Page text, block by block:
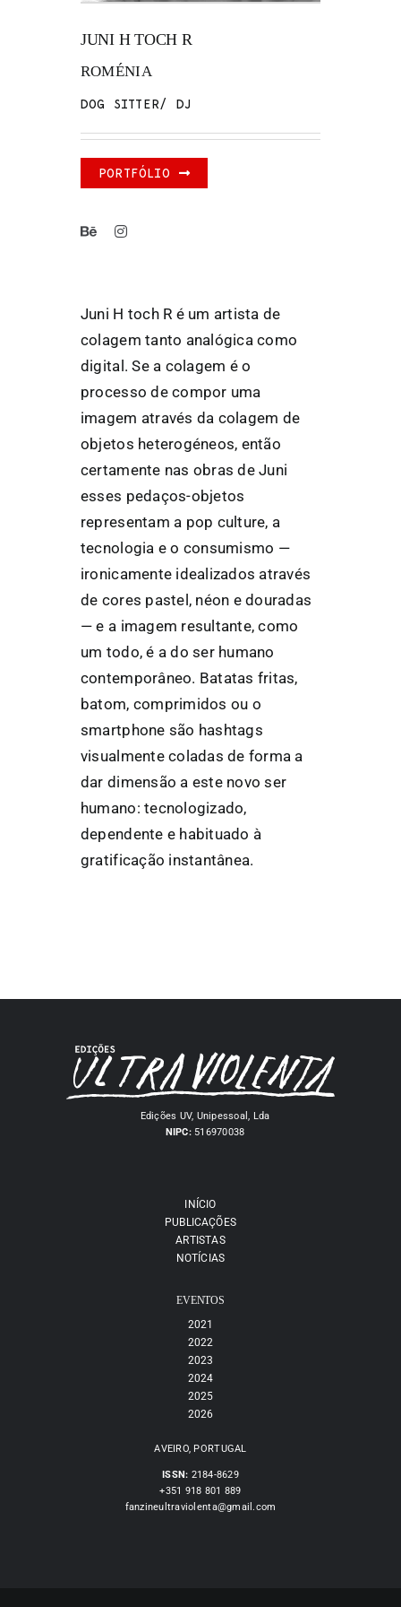
FANZINETECA.PTJUNI H TOCH R
ROMÉNIA
DOG SITTER/ DJ
PORTFÓLIO
Juni H toch R é um artista de
colagem tanto analógica como
digital. Se a colagem é o
processo de compor uma
imagem através da colagem de
objetos heterogéneos, então
certamente nas obras de Juni
esses pedaços-objetos
representam a pop culture, a
tecnologia e o consumismo —
ironicamente idealizados através
de cores pastel, néon e douradas
— e a imagem resultante, como
um todo, é a do ser humano
contemporâneo. Batatas fritas,
batom, comprimidos ou o
smartphone são hashtags
visualmente coladas de forma a
dar dimensão a este novo ser
humano: tecnologizado,
dependente e habituado à
gratificação instantânea.
Edições UV, Unipessoal, Lda
NIPC:516970038
INÍCIO
PUBLICAÇÕES
ARTISTAS
NOTÍCIAS
EVENTOS
2021
2022
2023
2024
2025
2026
AVEIRO, PORTUGAL
ISSN: 2184-8629
+351 918 801 889
fanzineultraviolenta@gmail.com